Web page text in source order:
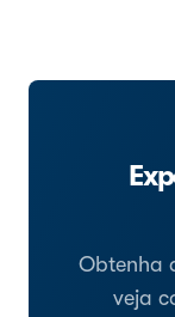
Obtenha
veja